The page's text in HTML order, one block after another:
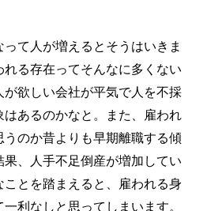
て人が増えるとそうはいきま
る存在ってそんなに多くない
欲しい会社が平気で人を不採
あるのかなと。また、雇われ
のか昔よりも早期離職する傾
、人手不足倒産が増加してい
とを踏まえると、雇われる身
利なしと思ってしまいます。